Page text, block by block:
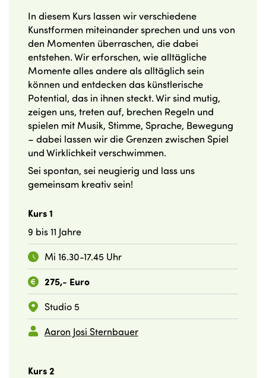
In diesem Kurs lassen wir verschiedene
Kunstformen miteinander sprechen und uns von
den Momenten überraschen, die dabei
entstehen. Wir erforschen, wie alltägliche
Momente alles andere als alltäglich sein
können und entdecken das künstlerische
Potential, das in ihnen steckt. Wir sind mutig,
zeigen uns, treten auf, brechen Regeln und
spielen mit Musik, Stimme, Sprache, Bewegung
– dabei lassen wir die Grenzen zwischen Spiel
und Wirklichkeit verschwimmen.
Sei spontan, sei neugierig und lass uns
gemeinsam kreativ sein!
Kurs 1
9 bis 11 Jahre
Mi 16.30-17.45 Uhr
275,- Euro
Studio 5
Aaron Josi Sternbauer
Kurs 2